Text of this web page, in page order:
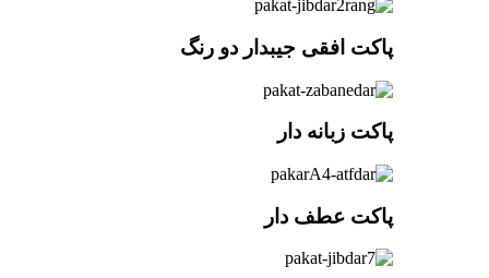
پاکت افقی جیبدار دو رنگ
پاکت زبانه دار
پاکت عطف دار